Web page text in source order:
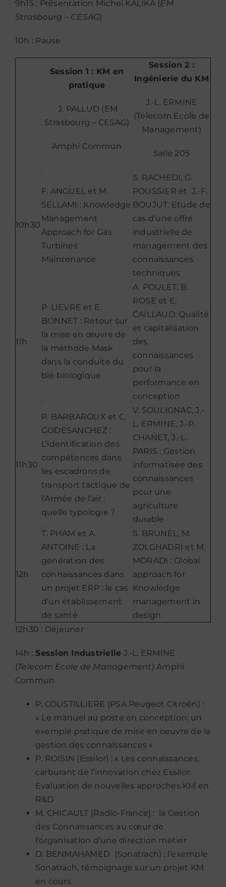
9h15 : Présentation Michel KALIKA (EM
Strasbourg – CESAG)
10h : Pause
Session 1 : KM en
pratique
J. PALLUD (EM
Strasbourg – CESAG)
Amphi Commun
Session 2 :
Ingénierie du KM
J.-L. ERMINE
(Telecom Ecole de
Management)
Salle 205
10h30
F. ANGUEL et M.
SELLAMI : Knowledge
Management
Approach for Gas
Turbines
Maintenance
S. RACHEDI, G.
POUSSIER et J.-F.
BOUJUT: Etude de
cas d’une offre
industrielle de
management des
connaissances
techniques
11h
P. LIEVRE et E.
BONNET : Retour sur
la mise en œuvre de
la méthode Mask
dans la conduite du
blé biologique
A. POULET, B.
ROSE et E.
CAILLAUD: Qualité
et capitalisation
des
connaissances
pour la
performance en
conception
11h30
P. BARBAROUX et C.
GODESANCHEZ :
L’identification des
compétences dans
les escadrons de
transport tactique de
l’Armée de l’air :
quelle typologie ?
V. SOULIGNAC, J.-
L. ERMINE, J.-P.
CHANET, J.-L.
PARIS : Gestion
informatisée des
connaissances
pour une
agriculture
durable
12h
T. PHAM et A.
ANTOINE : La
génération des
connaissances dans
un projet ERP : le cas
d’un établissement
de santé
S. BRUNEL, M.
ZOLGHADRI et M.
MORADI : Global
approach for
Knowledge
management in
design
12h30 : Déjeuner
14h : Session Industrielle J.-L. ERMINE
(Telecom Ecole de Management) Amphi
Commun
P. COUSTILLIERE (PSA Peugeot Citroën) :
« Le manuel au poste en conception: un
exemple pratique de mise en oeuvre de la
gestion des connaissances »
P. ROISIN (Essilor) : « Les connaissances,
carburant de l’innovation chez Essilor.
Evaluation de nouvelles approches KM en
R&D
M. CHICAULT (Radio-France) : la Gestion
des Connaissances au cœur de
l’organisation d’une direction métier
D. BENMAHAMED (Sonatrach) : l’exemple
Sonatrach, témoignage sur un projet KM
en cours